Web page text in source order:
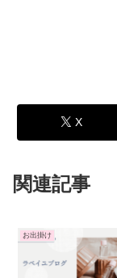
X
関連記事
お出掛け